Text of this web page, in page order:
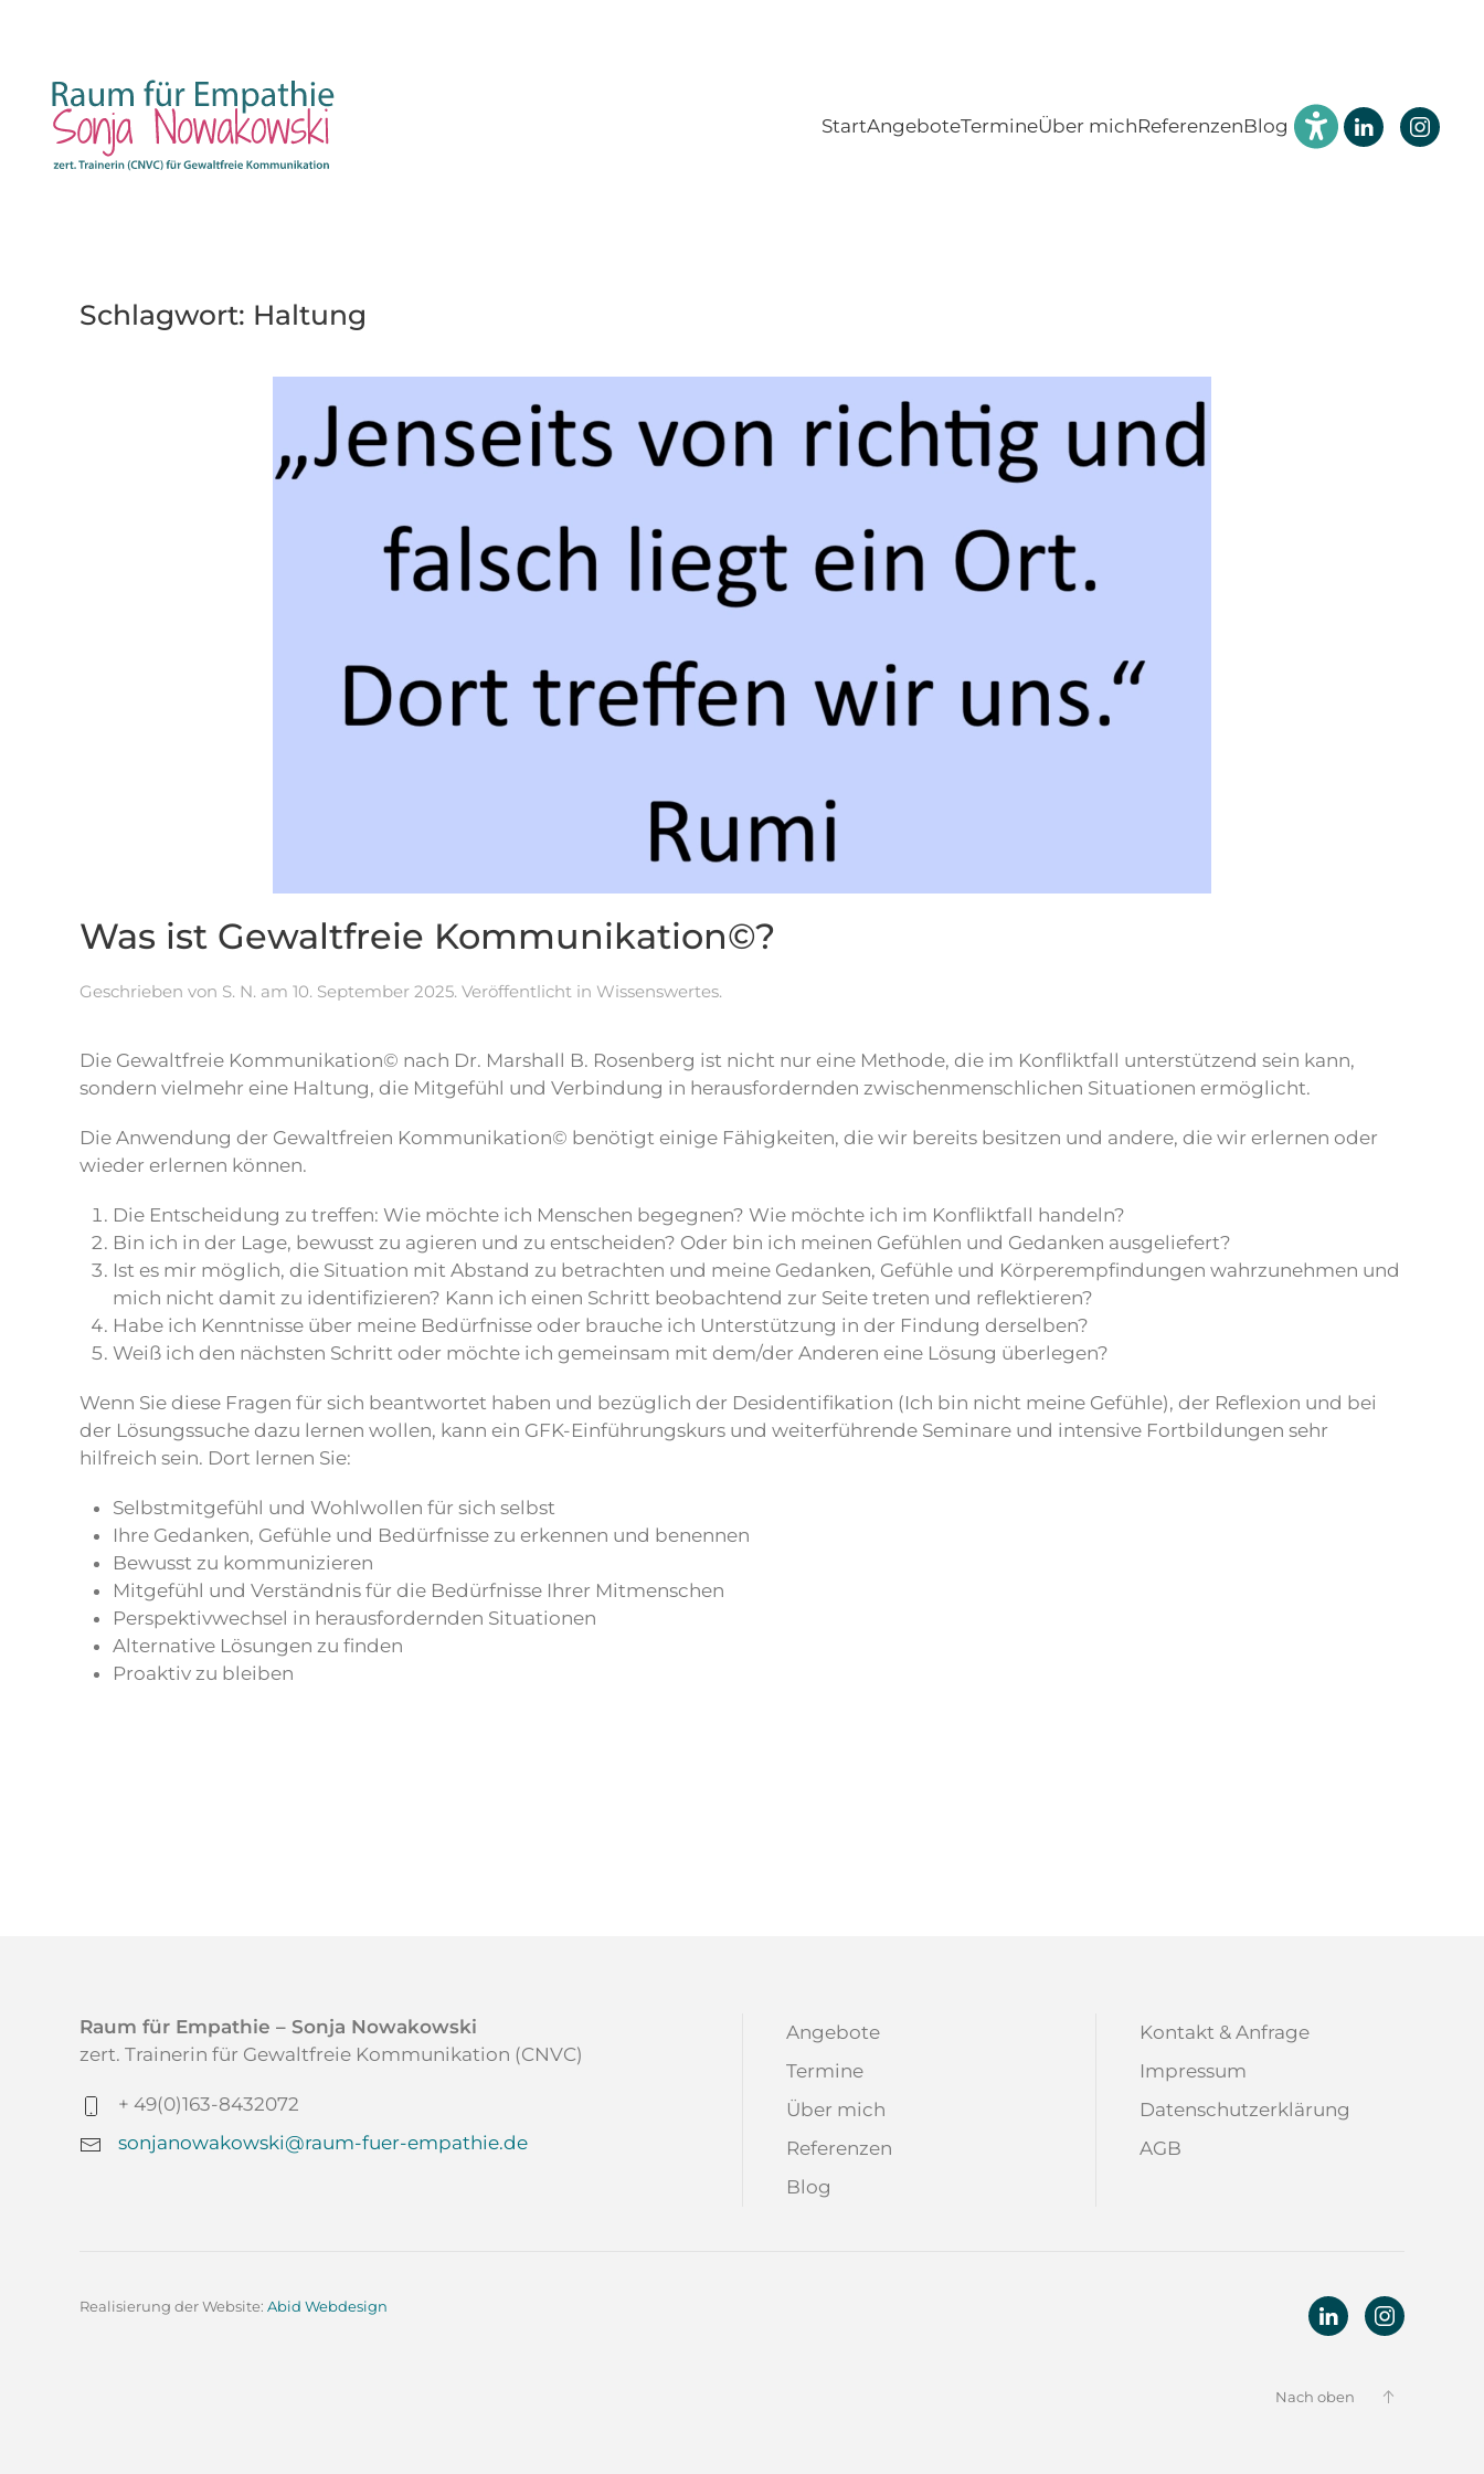
StartAngeboteTermineÜber michReferenzenBlog
Schlagwort: Haltung
Was ist Gewaltfreie Kommunikation©?
Geschrieben von S. N. am 10. September 2025. Veröffentlicht in Wissenswertes.
Die Gewaltfreie Kommunikation© nach Dr. Marshall B. Rosenberg ist nicht nur eine Methode, die im Konfliktfall unterstützend sein kann,
sondern vielmehr eine Haltung, die Mitgefühl und Verbindung in herausfordernden zwischenmenschlichen Situationen ermöglicht.
Die Anwendung der Gewaltfreien Kommunikation© benötigt einige Fähigkeiten, die wir bereits besitzen und andere, die wir erlernen oder
wieder erlernen können.
Die Entscheidung zu treffen: Wie möchte ich Menschen begegnen? Wie möchte ich im Konfliktfall handeln?
Bin ich in der Lage, bewusst zu agieren und zu entscheiden? Oder bin ich meinen Gefühlen und Gedanken ausgeliefert?
Ist es mir möglich, die Situation mit Abstand zu betrachten und meine Gedanken, Gefühle und Körperempfindungen wahrzunehmen und
mich nicht damit zu identifizieren? Kann ich einen Schritt beobachtend zur Seite treten und reflektieren?
Habe ich Kenntnisse über meine Bedürfnisse oder brauche ich Unterstützung in der Findung derselben?
Weiß ich den nächsten Schritt oder möchte ich gemeinsam mit dem/der Anderen eine Lösung überlegen?
Wenn Sie diese Fragen für sich beantwortet haben und bezüglich der Desidentifikation (Ich bin nicht meine Gefühle), der Reflexion und bei
der Lösungssuche dazu lernen wollen, kann ein GFK-Einführungskurs und weiterführende Seminare und intensive Fortbildungen sehr
hilfreich sein. Dort lernen Sie:
Selbstmitgefühl und Wohlwollen für sich selbst
Ihre Gedanken, Gefühle und Bedürfnisse zu erkennen und benennen
Bewusst zu kommunizieren
Mitgefühl und Verständnis für die Bedürfnisse Ihrer Mitmenschen
Perspektivwechsel in herausfordernden Situationen
Alternative Lösungen zu finden
Proaktiv zu bleiben
Raum für Empathie – Sonja Nowakowski
zert. Trainerin für Gewaltfreie Kommunikation (CNVC)
+ 49(0)163-8432072
sonjanowakowski@raum-fuer-empathie.de
Angebote
Termine
Über mich
Referenzen
Blog
Kontakt & Anfrage
Impressum
Datenschutzerklärung
AGB
Realisierung der Website: Abid Webdesign
Nach oben